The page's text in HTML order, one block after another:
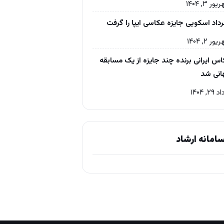
۳, ۱۴۰۴
اسکویی جایزه عکاسی ایپا را گرفت
۲, ۱۴۰۴
ایرانی برنده چند جایزه از یک مسابقه
شد
۱۴۰۴
ارشاد